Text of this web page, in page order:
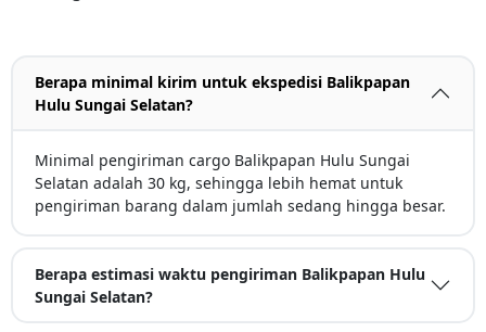
Berapa minimal kirim untuk ekspedisi Balikpapan
Hulu Sungai Selatan?
Minimal pengiriman cargo Balikpapan Hulu Sungai
Selatan adalah 30 kg, sehingga lebih hemat untuk
pengiriman barang dalam jumlah sedang hingga besar.
Berapa estimasi waktu pengiriman Balikpapan Hulu
Sungai Selatan?